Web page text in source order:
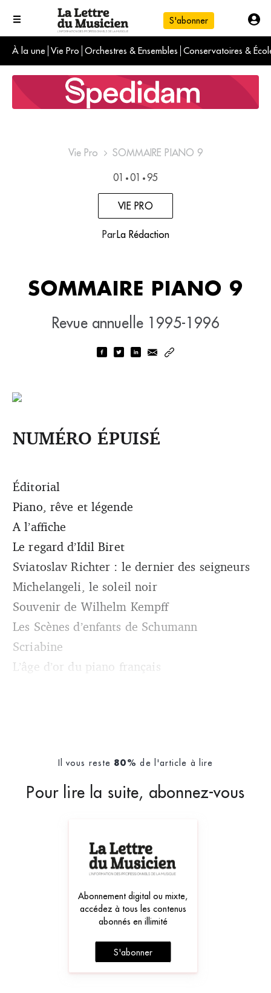
S'abonner
À la une Vie Pro Orchestres & Ensembles Conservatoires &
L'info du jour
Le numéro du mois
International
Vie Pro SOMMAIRE PIANO 9
01 • 01 • 95
VIE PRO
ParLa Rédaction
SOMMAIRE PIANO 9
Revue annuelle 1995-1996
NUMÉRO ÉPUISÉ
Éditorial
Piano, rêve et légende
A l’affiche
Le regard d’Idil Biret
Sviatoslav Richter : le dernier des seigneurs
Michelangeli, le soleil noir
Souvenir de Wilhelm Kempff
Les Scènes d’enfants de Schumann
Scriabine
L’âge d’or du piano français
Il vous reste 80% de l'article à lire
Pour lire la suite, abonnez-vous
Abonnement digital ou mixte,
accédez à tous les contenus
abonnés en illimité
S'abonner